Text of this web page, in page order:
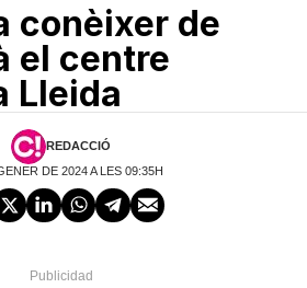
conèixer de
el centre
Lleida
REDACCIÓ
DE 2024 A LES 09:35H